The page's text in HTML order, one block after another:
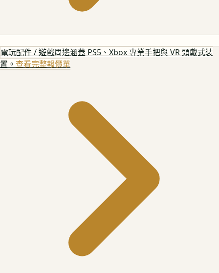
電玩配件 / 遊戲周邊涵蓋 PS5、Xbox 專業手把與 VR 頭戴式裝
置。 查看完整報價單